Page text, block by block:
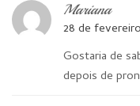
Mariana
28 de
Gostaria de
depois de